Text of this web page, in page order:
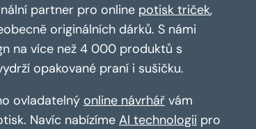
partner pro online potisk triček,
originálních dárků. S námi
na více než 4 000 produktů s
opakované praní i sušičku.
ovladatelný online návrhář vám
Navíc nabízíme AI technologii pro